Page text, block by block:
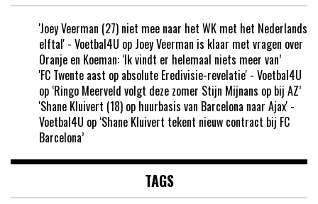
'Joey Veerman (27) niet mee naar het WK met het Nederlands
elftal' - Voetbal4U op Joey Veerman is klaar met vragen over
Oranje en Koeman: ‘Ik vindt er helemaal niets meer van’
'FC Twente aast op absolute Eredivisie-revelatie' - Voetbal4U
op ‘Ringo Meerveld volgt deze zomer Stijn Mijnans op bij AZ’
'Shane Kluivert (18) op huurbasis van Barcelona naar Ajax' -
Voetbal4U op ‘Shane Kluivert tekent nieuw contract bij FC
Barcelona’
TAGS